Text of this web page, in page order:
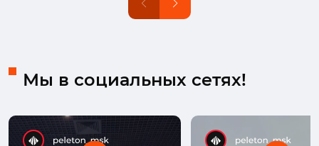
Мы в социальных сетях!